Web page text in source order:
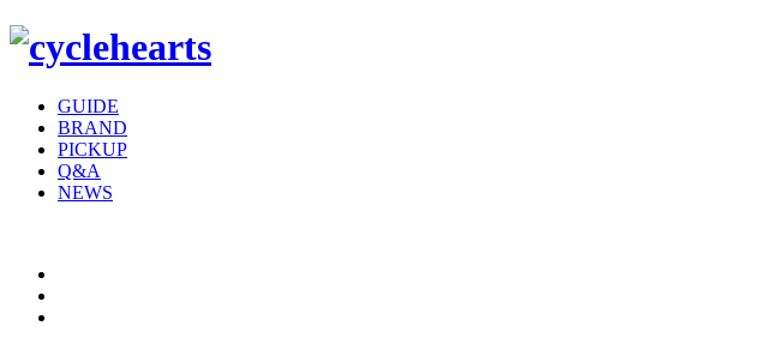
GUIDE
BRAND
PICKUP
Q&A
NEWS